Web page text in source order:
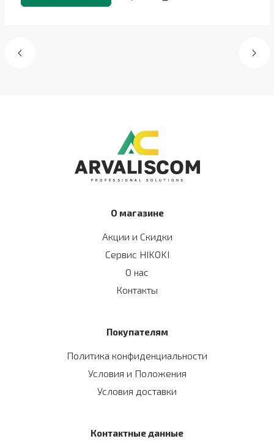
О магазине
Акции и Скидки
Сервис HIKOKI
О нас
Контакты
Покупателям
Политика конфиденциальности
Условия и Положения
Условия доставки
Контактные данные